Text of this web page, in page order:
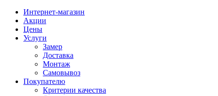
Интернет-магазин
Акции
Цены
Услуги
Замер
Доставка
Монтаж
Самовывоз
Покупателю
Критерии качества